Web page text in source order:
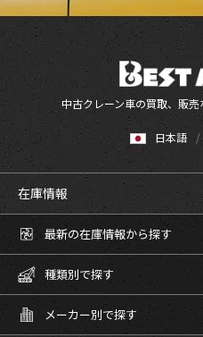
中古クレーン車の買取、販
日本語
在庫情報
最新の在庫情報から探す
種類別で探す
メーカー別で探す